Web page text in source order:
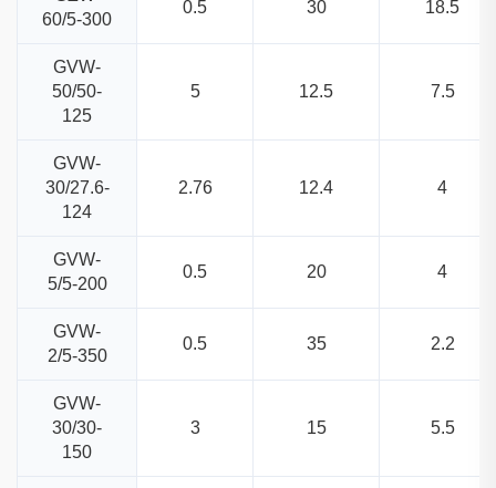
60/5-300
0.5 30 18.5
GVW-
50/50-
125
5 12.5 7.5
GVW-
30/27.6-
124
2.76 12.4 4
GVW-
5/5-200
0.5 20 4
GVW-
2/5-350
0.5 35 2.2
GVW-
30/30-
150
3 15 5.5